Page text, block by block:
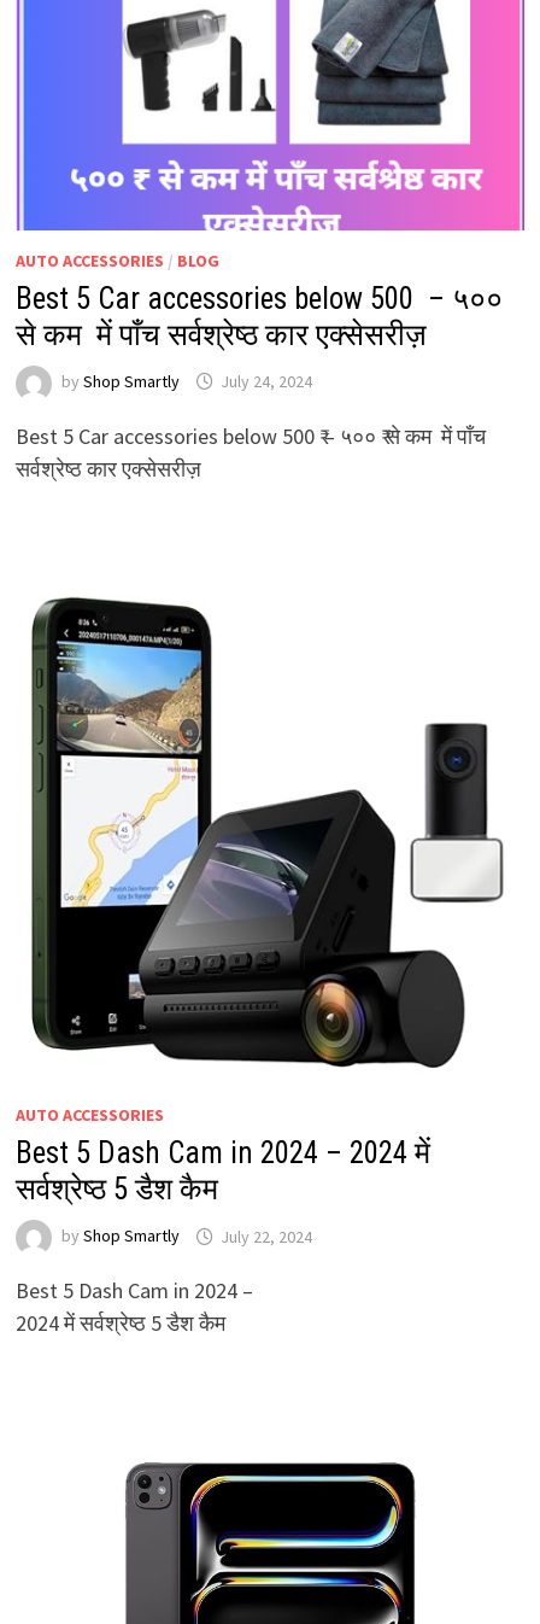
AUTO ACCESSORIES / BLOG
Best 5 Car accessories below 500 ₹ – ५०० ₹
से कम में पाँच सर्वश्रेष्ठ कार एक्सेसरीज़
by Shop Smartly July 24, 2024
Best 5 Car accessories below 500 ₹ – ५०० ₹ से कम में पाँच
सर्वश्रेष्ठ कार एक्सेसरीज़
AUTO ACCESSORIES
Best 5 Dash Cam in 2024 – 2024 में
सर्वश्रेष्ठ 5 डैश कैम
by Shop Smartly July 22, 2024
Best 5 Dash Cam in 2024 –
2024 में सर्वश्रेष्ठ 5 डैश कैम